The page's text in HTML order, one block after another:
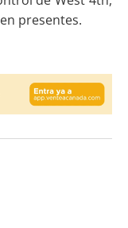
presentes.